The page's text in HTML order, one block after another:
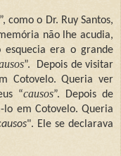
como o Dr. Ruy Santos,
não lhe acudia,
era o grande
”.
Depois de visitar
Cotovelo. Queria ver
“causos”. Depois de
em Cotovelo. Queria
". Ele se declarava